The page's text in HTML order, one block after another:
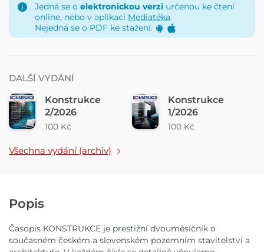
Jedná se o elektronickou verzi určenou ke čtení
online, nebo v aplikaci Mediatéka.
Nejedná se o PDF ke stažení.
DALŠÍ VYDÁNÍ
Konstrukce
2/2026
100 Kč
Konstrukce
1/2026
100 Kč
Všechna vydání (archiv)
Popis
Časopis KONSTRUKCE je prestižní dvouměsíčník o
současném českém a slovenském pozemním stavitelství a